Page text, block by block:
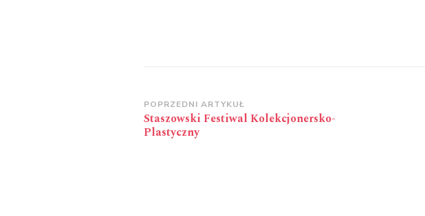
Zobacz
wpisy
POPRZEDNI ARTYKUŁ
Staszowski Festiwal Kolekcjonersko-
Plastyczny